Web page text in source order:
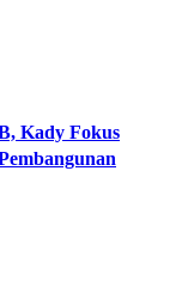
Kady Fokus